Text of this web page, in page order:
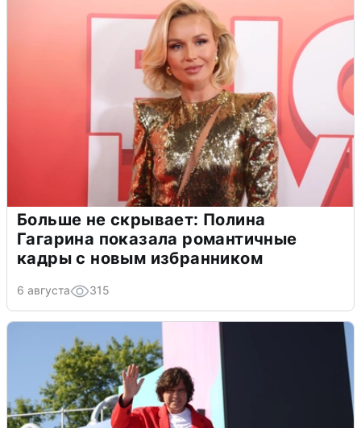
Больше не скрывает: Полина
Гагарина показала романтичные
кадры с новым избранником
6 августа 315